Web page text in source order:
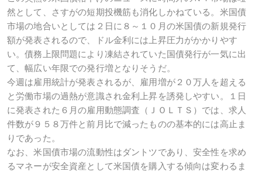
然として、さすがの短期投機筋も消化しかねている。米国債
市場の地合いとしては２日に８～１０月の米国債の新規発行
額が発表されるので、ドル金利には上昇圧力がかかりやす
い。債務上限問題により凍結されていた国債発行が一気に出
て、幅広い年限での発行増となりそうだ。
今週は雇用統計が発表されるが、雇用増が２０万人を超える
と労働市場の過熱が意識され金利上昇を誘発しやすい。１日
に発表された６月の雇用動態調査（ＪＯＬＴＳ）では、求人
件数が９５８万件と前月比で減ったものの基本的には高止ま
りであった。
なお、米国債市場の流動性はダントツであり、安全性を求め
るマネーが安全資産として米国債を購入する傾向は変わるま